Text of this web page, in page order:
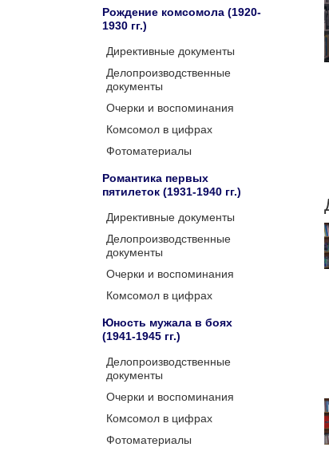
Рождение комсомола (1920-
1930 гг.)
Директивные документы
Делопроизводственные
документы
Очерки и воспоминания
Комсомол в цифрах
Фотоматериалы
Романтика первых
пятилеток (1931-1940 гг.)
Директивные документы
Делопроизводственные
документы
Очерки и воспоминания
Комсомол в цифрах
Юность мужала в боях
(1941-1945 гг.)
Делопроизводственные
документы
Очерки и воспоминания
Комсомол в цифрах
Фотоматериалы